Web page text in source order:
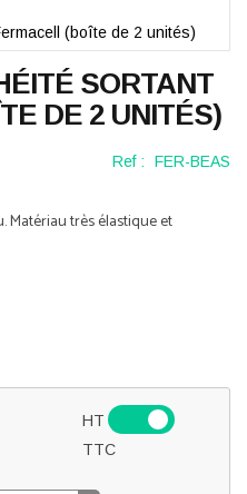
SORTANT
DE 2 UNITÉS)
Ref : FER-BEAS
Matériau très élastique et
(boîte de 2 unités)
HT
TTC